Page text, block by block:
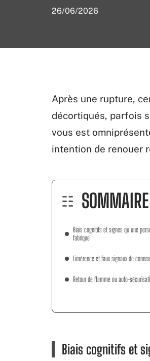
26/06/2026
Après une rupture,
décortiqués, parfois
vous est
intention de renouer
SOMMAIRE
Biais cognitifs et signes qu’une
fabrique
Limérence et faux signaux de
Retour de flamme ou auto-
Biais cognitifs et